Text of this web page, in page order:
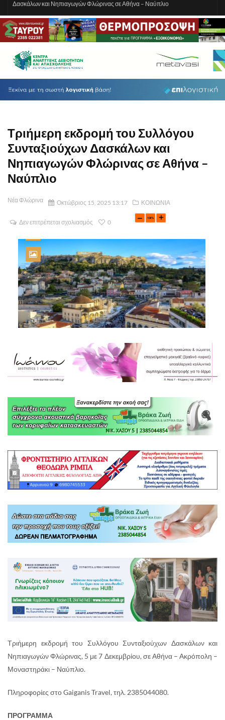
Δασκάλων και Νηπιαγωγών Φλώρινας σε Αθήνα – Ναύπλιο
Τριήμερη εκδρομή του Συλλόγου
Συνταξιούχων Δασκάλων και
Νηπιαγωγών Φλώρινας σε Αθήνα –
Ναύπλιο
Νέα Φλώρινα Οκτώβριος 15, 2025 13:17 ΚΟΙΝΩΝΙΑ
Δεν επιτρέπεται σχολιασμός 0
Τριήμερη εκδρομή του Συλλόγου Συνταξιούχων Δασκάλων και
Νηπιαγωγών Φλώρινας, 5 με 7 Δεκεμβρίου, σε Αθήνα – Ακρόπολη –
Μοναστηράκι – Ναύπλιο.
Πληροφορίες στο Gaiganis Travel, τηλ. 2385044080.
ΠΡΟΓΡΑΜΜΑ